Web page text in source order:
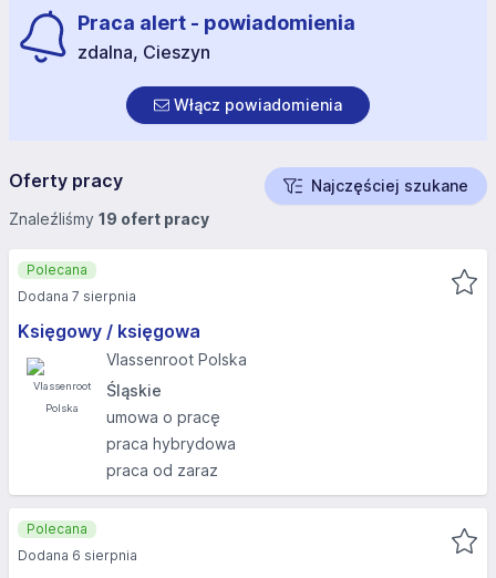
Praca alert - powiadomienia
zdalna, Cieszyn
Włącz powiadomienia
Oferty pracy
Najczęściej szukane
Znaleźliśmy 19 ofert pracy
Księgowy / księgowa
Vlassenroot Polska
Śląskie
umowa o pracę
praca hybrydowa
praca od zaraz
Polecana
Dodana 7 sierpnia
Polecana
Dodana 6 sierpnia